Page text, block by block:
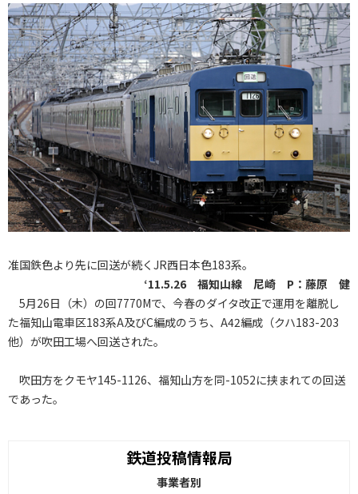
准国鉄色より先に回送が続くJR西日本色183系。
‘11.5.26 福知山線 尼崎 P：藤原 健
5月26日（木）の回7770Mで、今春のダイタ改正で運用を離脱し
た福知山電車区183系A及びC編成のうち、A42編成（クハ183-203
他）が吹田工場へ回送された。
吹田方をクモヤ145-1126、福知山方を同-1052に挟まれての回送
であった。
鉄道投稿情報局
事業者別